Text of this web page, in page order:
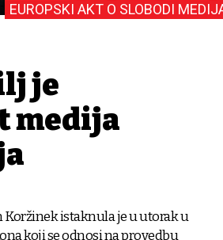
EUROPSKI AKT O SLOBODI
je
medija
istaknula je u utorak u
koji se odnosi na provedbu